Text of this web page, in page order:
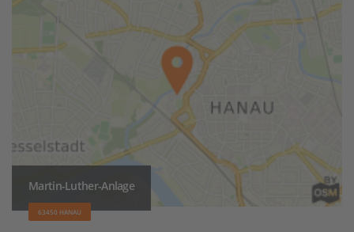
Martin-Luther-Anlage
63450 HANAU